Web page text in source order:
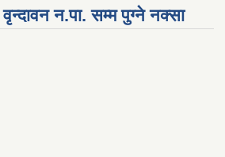
वृन्दावन न.पा. सम्म पुग्ने नक्सा